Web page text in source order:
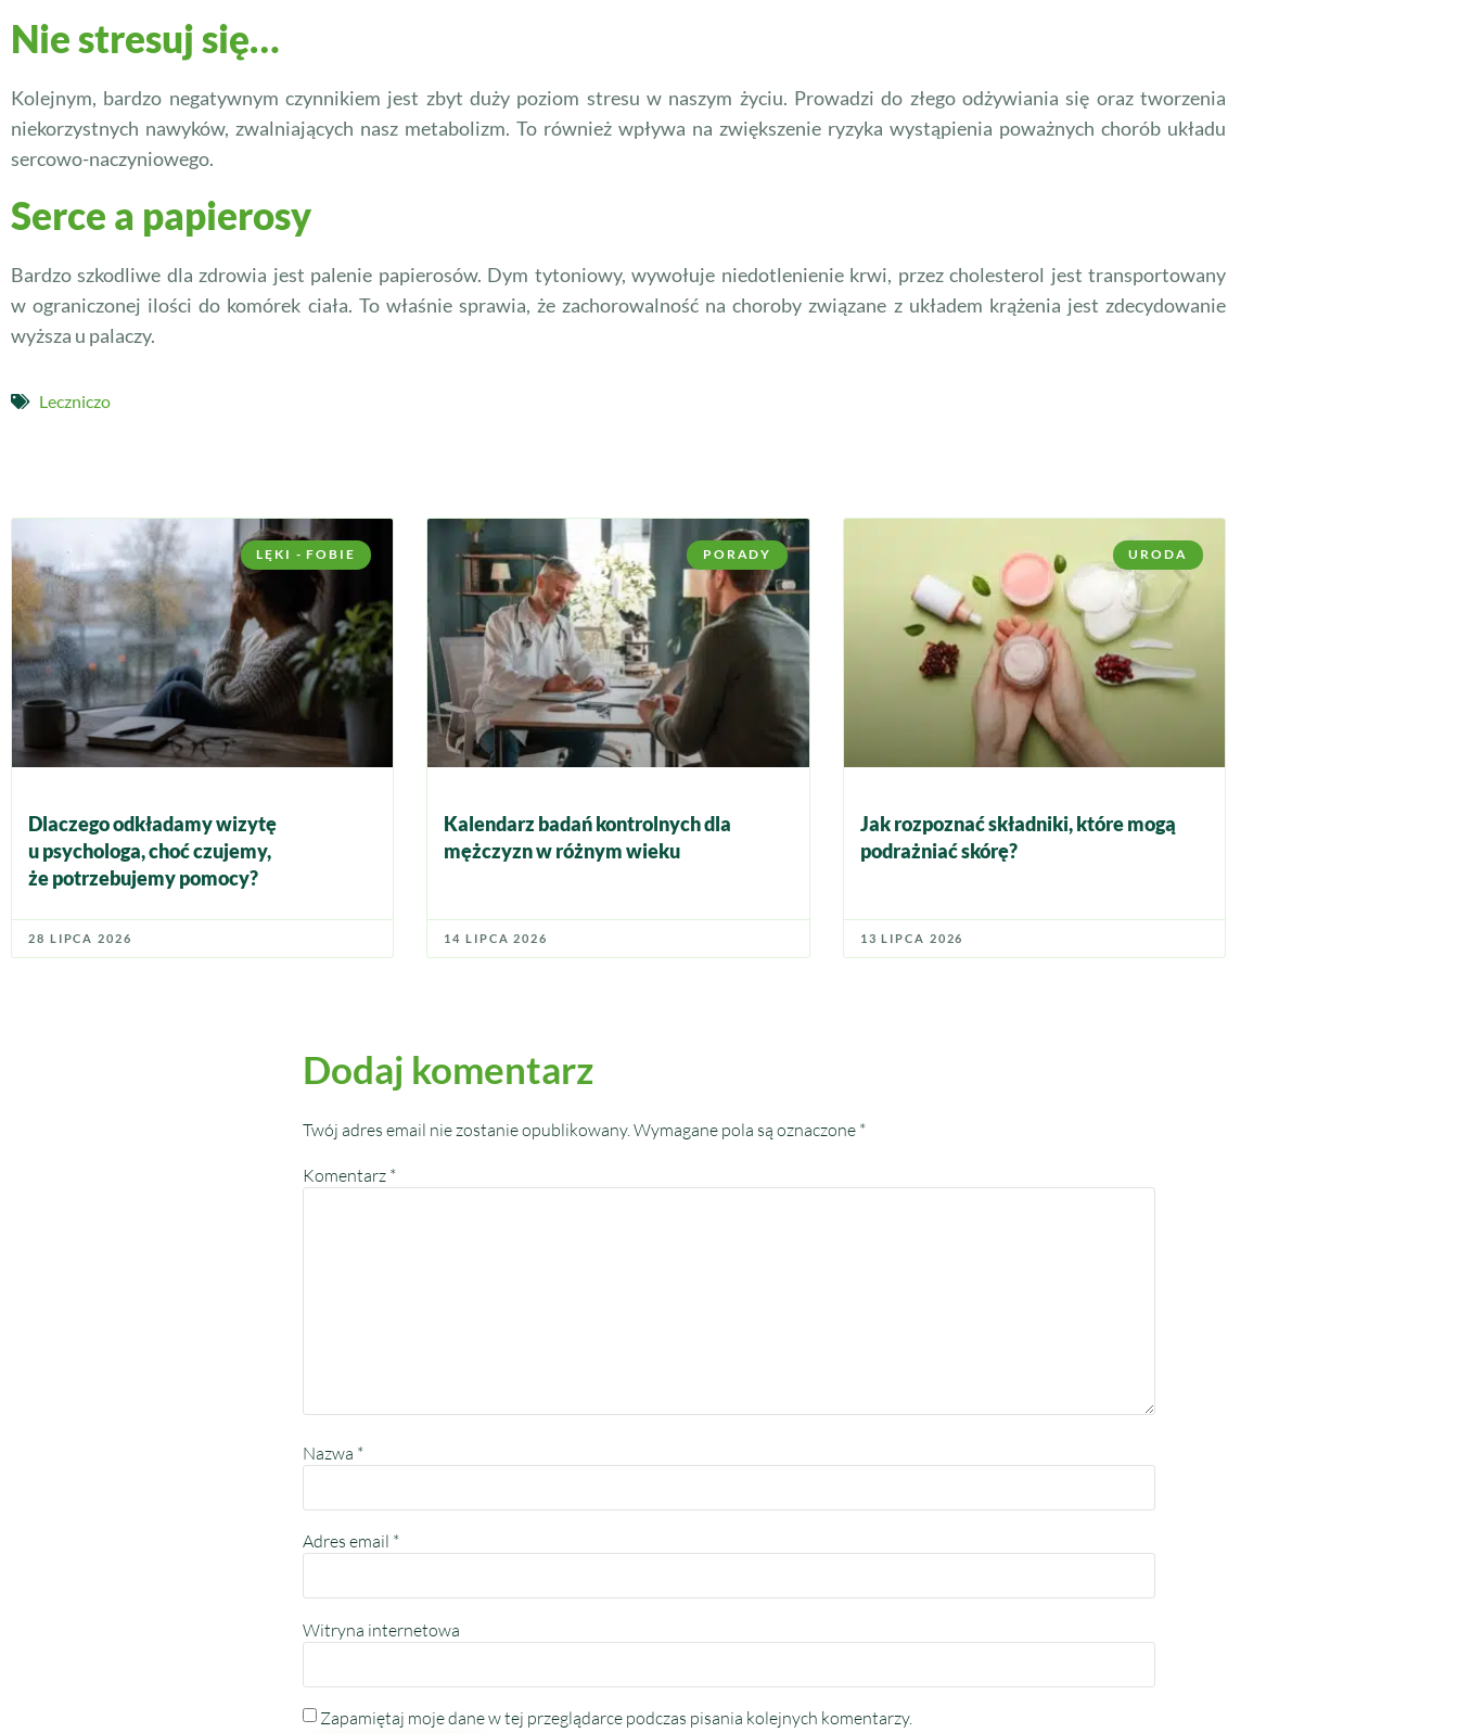
Nie stresuj się…
Kolejnym, bardzo negatywnym czynnikiem jest zbyt duży poziom stresu w naszym życiu. Prowadzi do złego odżywiania się oraz tworzenia
niekorzystnych nawyków, zwalniających nasz metabolizm. To również wpływa na zwiększenie ryzyka wystąpienia poważnych chorób układu
sercowo-naczyniowego.
Serce a papierosy
Bardzo szkodliwe dla zdrowia jest palenie papierosów. Dym tytoniowy, wywołuje niedotlenienie krwi, przez cholesterol jest transportowany
w ograniczonej ilości do komórek ciała. To właśnie sprawia, że zachorowalność na choroby związane z układem krążenia jest zdecydowanie
wyższa u palaczy.
Leczniczo
LĘKI - FOBIE
Dlaczego odkładamy wizytę
u psychologa, choć czujemy,
że potrzebujemy pomocy?
28 LIPCA 2026
PORADY
Kalendarz badań kontrolnych dla
mężczyzn w różnym wieku
14 LIPCA 2026
URODA
Jak rozpoznać składniki, które mogą
podrażniać skórę?
13 LIPCA 2026
Dodaj komentarz
Twój adres email nie zostanie opublikowany.Wymagane pola są oznaczone *
Komentarz *
Nazwa *
Adres email *
Witryna internetowa
Zapamiętaj moje dane w tej przeglądarce podczas pisania kolejnych komentarzy.